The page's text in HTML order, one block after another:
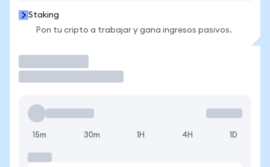
Staking
Pon tu cripto a trabajar y gana ingresos pasivos.
15m 30m 1H 4H 1D